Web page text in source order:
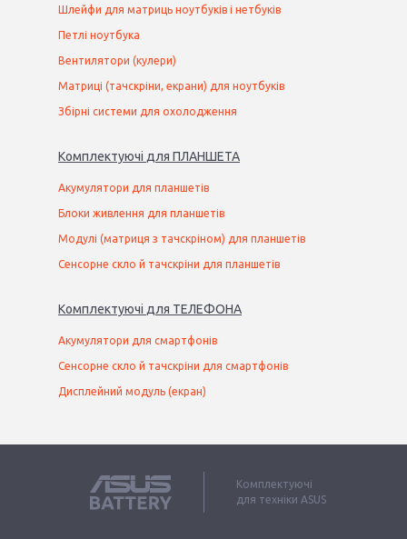
Шлейфи для матриць ноутбуків і нетбуків
Петлі ноутбука
Вентилятори (кулери)
Матриці (тачскріни, екрани) для ноутбуків
Збірні системи для охолодження
Комплектуючі для ПЛАНШЕТА
Акумулятори для планшетів
Блоки живлення для планшетів
Модулі (матриця з тачскріном) для планшетів
Сенсорне скло й тачскріни для планшетів
Комплектуючі для ТЕЛЕФОНА
Акумулятори для смартфонів
Сенсорне скло й тачскріни для смартфонів
Дисплейний модуль (екран)
Комплектуючі
для техніки ASUS